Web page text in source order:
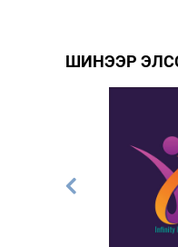
ШИНЭЭР